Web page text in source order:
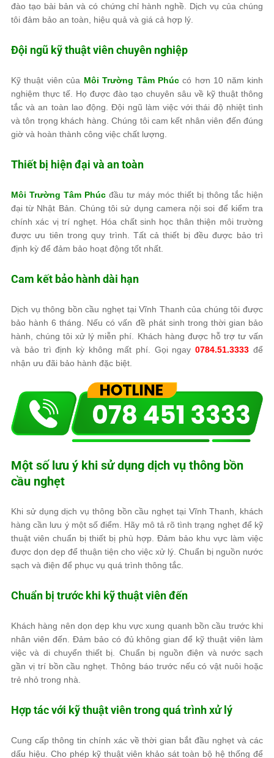
đào tạo bài bản và có chứng chỉ hành nghề. Dịch vụ của chúng
tôi đảm bảo an toàn, hiệu quả và giá cả hợp lý.
Đội ngũ kỹ thuật viên chuyên nghiệp
Kỹ thuật viên của Môi Trường Tâm Phúccó hơn 10 năm kinh
nghiệm thực tế. Họ được đào tạo chuyên sâu về kỹ thuật thông
tắc và an toàn lao động. Đội ngũ làm việc với thái độ nhiệt tình
và tôn trọng khách hàng. Chúng tôi cam kết nhân viên đến đúng
giờ và hoàn thành công việc chất lượng.
Thiết bị hiện đại và an toàn
Môi Trường Tâm Phúc đầu tư máy móc thiết bị thông tắc hiện
đại từ Nhật Bản. Chúng tôi sử dụng camera nội soi để kiểm tra
chính xác vị trí nghẹt. Hóa chất sinh học thân thiện môi trường
được ưu tiên trong quy trình. Tất cả thiết bị đều được bảo trì
định kỳ để đảm bảo hoạt động tốt nhất.
Cam kết bảo hành dài hạn
Dịch vụ thông bồn cầu nghẹt tại Vĩnh Thanh của chúng tôi được
bảo hành 6 tháng. Nếu có vấn đề phát sinh trong thời gian bảo
hành, chúng tôi xử lý miễn phí. Khách hàng được hỗ trợ tư vấn
và bảo trì định kỳ không mất phí. Gọi ngay0784.51.3333 để
nhận ưu đãi bảo hành đặc biệt.
Một số lưu ý khi sử dụng dịch vụ thông bồn
cầu nghẹt
Khi sử dụng dịch vụ thông bồn cầu nghẹt tại Vĩnh Thanh, khách
hàng cần lưu ý một số điểm. Hãy mô tả rõ tình trạng nghẹt để kỹ
thuật viên chuẩn bị thiết bị phù hợp. Đảm bảo khu vực làm việc
được dọn dẹp để thuận tiện cho việc xử lý. Chuẩn bị nguồn nước
sạch và điện để phục vụ quá trình thông tắc.
Chuẩn bị trước khi kỹ thuật viên đến
Khách hàng nên dọn dẹp khu vực xung quanh bồn cầu trước khi
nhân viên đến. Đảm bảo có đủ không gian để kỹ thuật viên làm
việc và di chuyển thiết bị. Chuẩn bị nguồn điện và nước sạch
gần vị trí bồn cầu nghẹt. Thông báo trước nếu có vật nuôi hoặc
trẻ nhỏ trong nhà.
Hợp tác với kỹ thuật viên trong quá trình xử lý
Cung cấp thông tin chính xác về thời gian bắt đầu nghẹt và các
dấu hiệu. Cho phép kỹ thuật viên khảo sát toàn bộ hệ thống để